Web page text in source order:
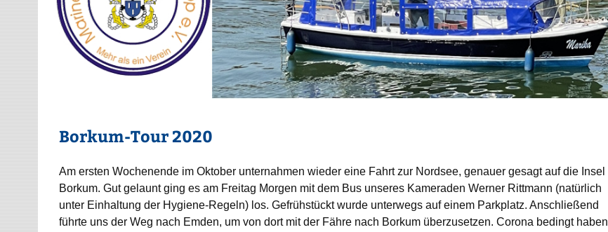
Borkum-Tour 2020
Am ersten Wochenende im Oktober unternahmen wieder eine Fahrt zur Nordsee, genauer gesagt auf die Insel
Borkum. Gut gelaunt ging es am Freitag Morgen mit dem Bus unseres Kameraden Werner Rittmann (natürlich
unter Einhaltung der Hygiene-Regeln) los. Gefrühstückt wurde unterwegs auf einem Parkplatz. Anschließend
führte uns der Weg nach Emden, um von dort mit der Fähre nach Borkum überzusetzen. Corona bedingt haben